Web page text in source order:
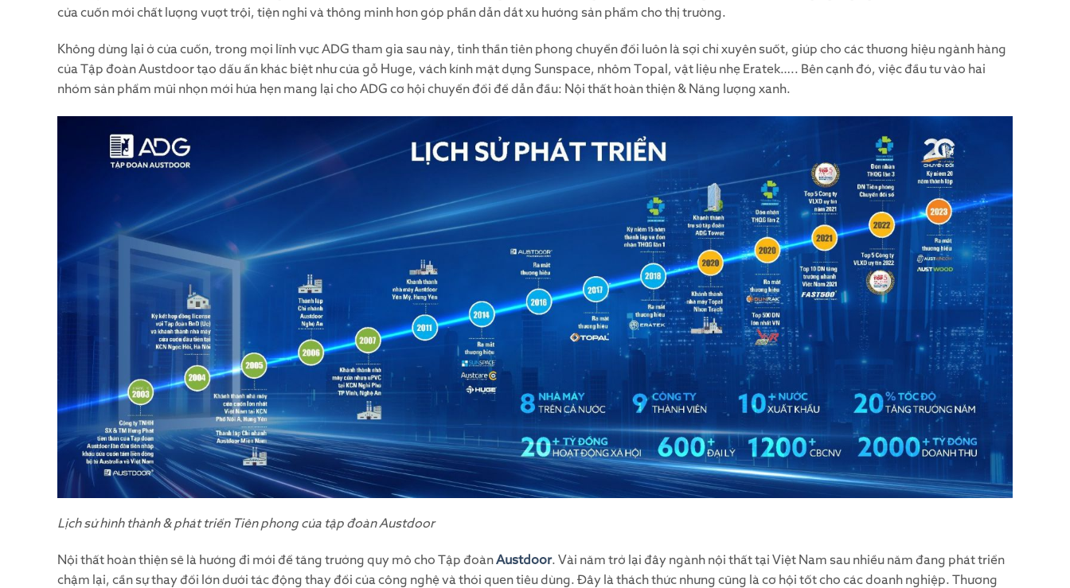
cửa cuốn mới chất lượng vượt trội, tiện nghi và thông minh hơn góp phần dẫn dắt xu hướng sản phẩm cho thị trường.
Không dừng lại ở cửa cuốn, trong mọi lĩnh vực ADG tham gia sau này, tinh thần tiên phong chuyển đổi luôn là sợi chỉ xuyên suốt, giúp cho các thương hiệu ngành hàng
của Tập đoàn Austdoor tạo dấu ấn khác biệt như cửa gỗ Huge, vách kính mặt dựng Sunspace, nhôm Topal, vật liệu nhẹ Eratek….. Bên cạnh đó, việc đầu tư vào hai
nhóm sản phẩm mũi nhọn mới hứa hẹn mang lại cho ADG cơ hội chuyển đổi để dẫn đầu: Nội thất hoàn thiện & Năng lượng xanh.
Lịch sử hình thành & phát triển Tiên phong của tập đoàn Austdoor
Nội thất hoàn thiện sẽ là hướng đi mới để tăng trưởng quy mô cho Tập đoànAustdoor. Vài năm trở lại đây ngành nội thất tại Việt Nam sau nhiều năm đang phát triển
chậm lại, cần sự thay đổi lớn dưới tác động thay đổi của công nghệ và thói quen tiêu dùng. Đây là thách thức nhưng cũng là cơ hội tốt cho các doanh nghiệp. Thương